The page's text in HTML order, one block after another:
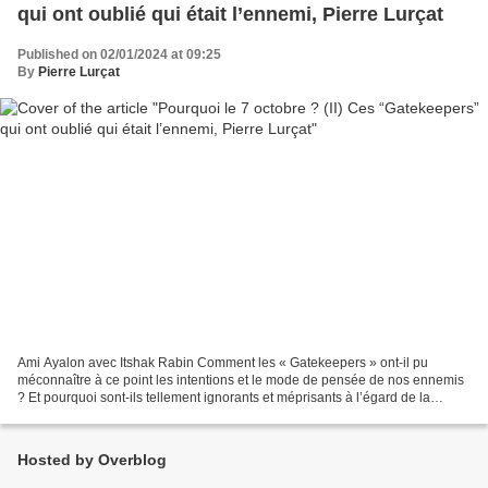
qui ont oublié qui était l’ennemi, Pierre Lurçat
Published on 02/01/2024 at 09:25
By Pierre Lurçat
Ami Ayalon avec Itshak Rabin Comment les « Gatekeepers » ont-il pu
méconnaître à ce point les intentions et le mode de pensée de nos ennemis
? Et pourquoi sont-ils tellement ignorants et méprisants à l’égard de la
Hosted by Overblog